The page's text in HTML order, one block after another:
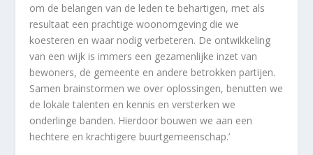
om de belangen van de leden te behartigen, met als
resultaat een prachtige woonomgeving die we
koesteren en waar nodig verbeteren. De ontwikkeling
van een wijk is immers een gezamenlijke inzet van
bewoners, de gemeente en andere betrokken partijen.
Samen brainstormen we over oplossingen, benutten we
de lokale talenten en kennis en versterken we
onderlinge banden. Hierdoor bouwen we aan een
hechtere en krachtigere buurtgemeenschap.’